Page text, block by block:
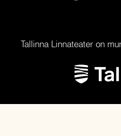
Tallinna Linnateater on